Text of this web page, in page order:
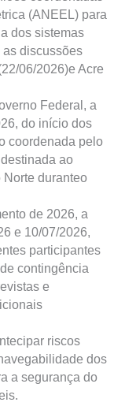
(ANEEL) para
dos sistemas
discussões
06/2026)e Acre
Federal, a
do início dos
coordenada pelo
ao
duranteo
de 2026, a
e 10/07/2026,
participantes
contingência
e
riscos
dos
a segurança do